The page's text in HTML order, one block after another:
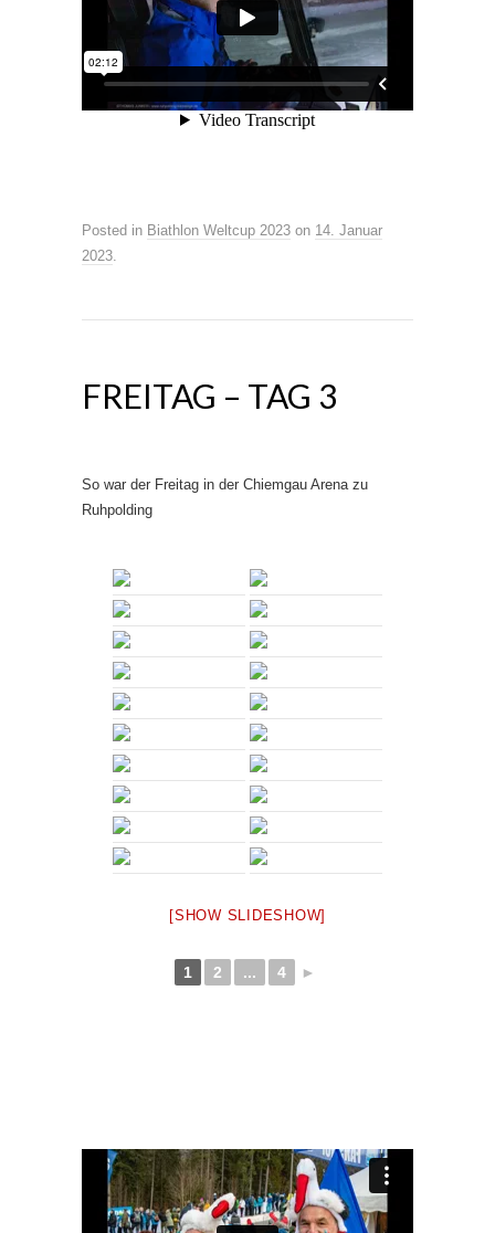
Posted in Biathlon Weltcup 2023 on 14. Januar
2023
FREITAG – TAG 3
So war der Freitag in der Chiemgau Arena zu
Ruhpolding
[SHOW SLIDESHOW]
1 2 ... 4 ►